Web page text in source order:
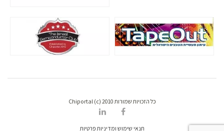
כל הזכויות שמורות Chiportal (c) 2010
תנאי שימוש ומדיניות פרטיות